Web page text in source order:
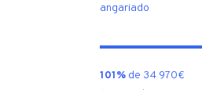
angariado
101% de 34 970€